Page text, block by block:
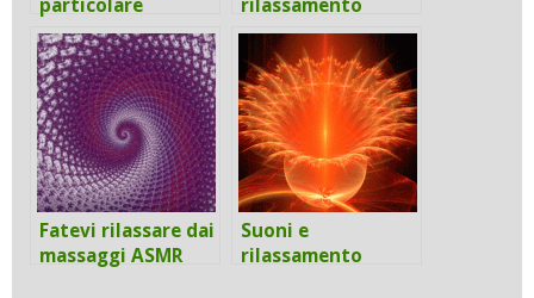
particolare
rilassamento
Fatevi rilassare dai
massaggi ASMR
Suoni e
rilassamento